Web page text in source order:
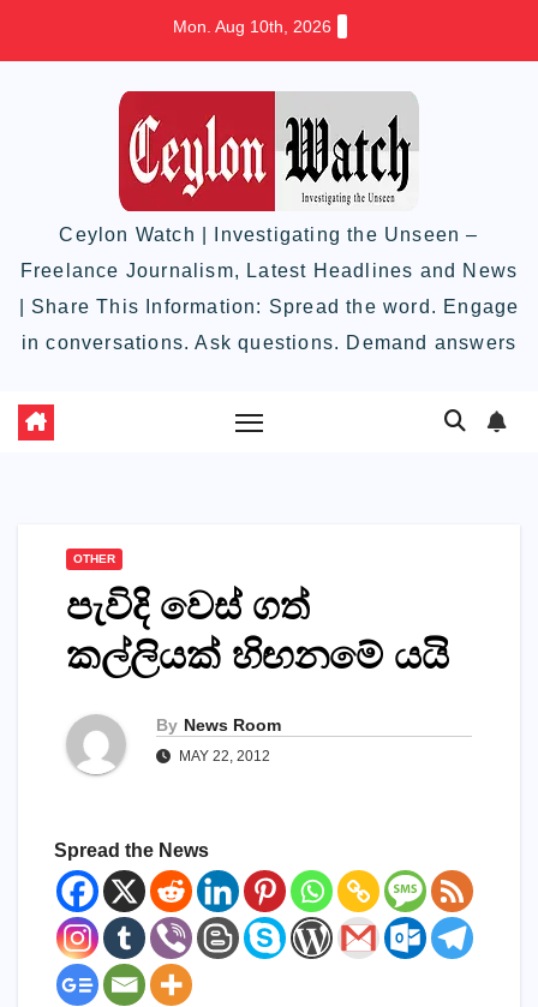
Mon. Aug 10th, 2026
Ceylon Watch | Investigating the Unseen –
Freelance Journalism, Latest Headlines and News
| Share This Information: Spread the word. Engage
in conversations. Ask questions. Demand answers
OTHER
පැවිදි වෙස් ගත්
කල්ලියක් හිඟනමේ යයි
By News Room
MAY 22, 2012
Spread the News